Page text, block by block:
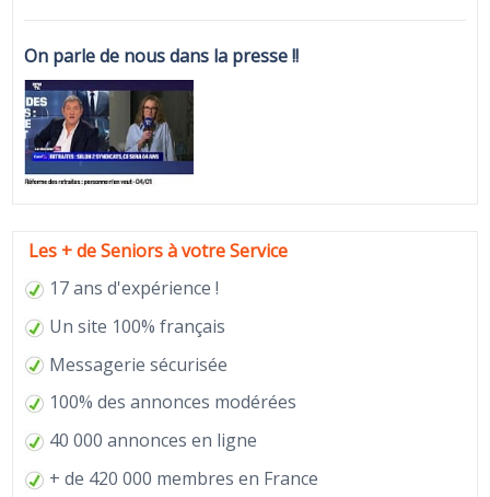
On parle de nous dans la presse !!
Les + de Seniors à votre Service
17 ans d'expérience !
Un site 100% français
Messagerie sécurisée
100% des annonces modérées
40 000 annonces en ligne
+ de 420 000 membres en France